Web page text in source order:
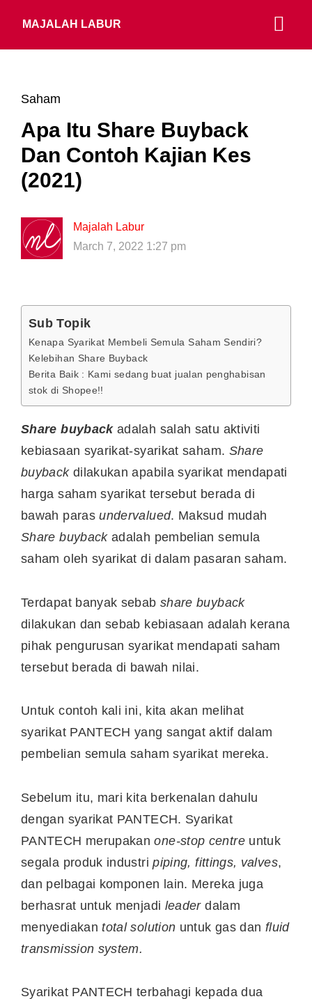
MAJALAH LABUR
Saham
Apa Itu Share Buyback
Dan Contoh Kajian Kes
(2021)
Majalah Labur
March 7, 2022 1:27 pm
Sub Topik
Kenapa Syarikat Membeli Semula Saham Sendiri?
Kelebihan Share Buyback
Berita Baik : Kami sedang buat jualan penghabisan
stok di Shopee!!
Share buybackadalah salah satu aktiviti
kebiasaan syarikat-syarikat saham. Share
buybackdilakukan apabila syarikat mendapati
harga saham syarikat tersebut berada di
bawah parasundervalued. Maksud mudah
Share buybackadalah pembelian semula
saham oleh syarikat di dalam pasaran saham.
Terdapat banyak sebab share buyback
dilakukan dan sebab kebiasaan adalah kerana
pihak pengurusan syarikat mendapati saham
tersebut berada di bawah nilai.
Untuk contoh kali ini, kita akan melihat
syarikat PANTECH yang sangat aktif dalam
pembelian semula saham syarikat mereka.
Sebelum itu, mari kita berkenalan dahulu
dengan syarikat PANTECH. Syarikat
PANTECH merupakanone-stop centreuntuk
segala produk industripiping, fittings, valves,
dan pelbagai komponen lain. Mereka juga
berhasrat untuk menjadi leaderdalam
menyediakantotal solution untuk gas dan fluid
transmission system.
Syarikat PANTECH terbahagi kepada dua